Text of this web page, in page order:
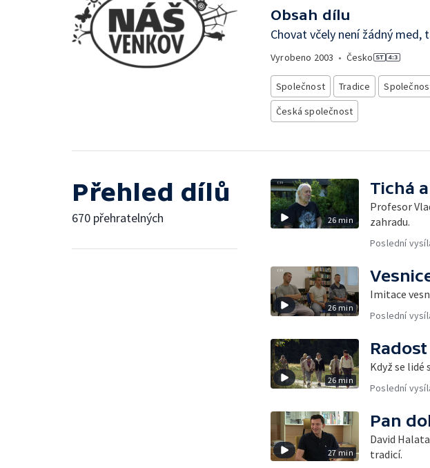
Obsah dílu
Chovat včely není žádný
Vyrobeno 2003 • Česko
Společnost Tradice
Česká společnost
Přehled dílů
670 přehratelných 26 min
Tichá
Profesor
zahradu.
Poslední
26 min
Imitace
Poslední
26 min
Radost
Když se
Poslední
27 min
Pan
David
tradicí.